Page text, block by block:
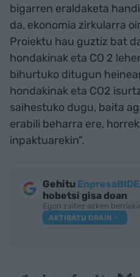
bigarren eraldaketa
da, ekonomia zirkularra
Proiektu hau guztiz bat
hondakinak eta CO 2
bihurtuko ditugun
hondakinak eta CO2
saihestuko dugu, baita
erabili beharra ere,
inpaktuarekin”.
Gehitu
hobetsi gisa doan
Egon zaitez azken
AKTIBATU ORAIN